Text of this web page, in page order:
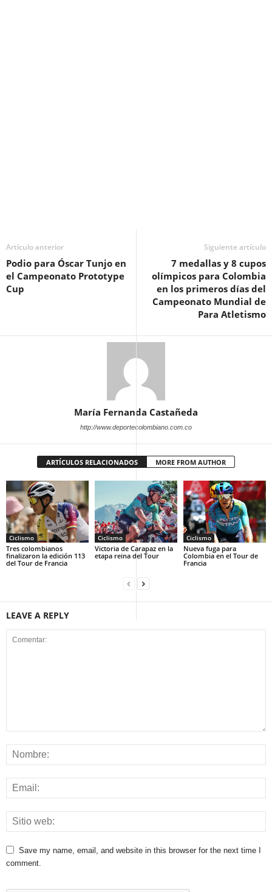
Artículo anterior
Podio para Óscar Tunjo en
el Campeonato Prototype
Cup
Siguiente artículo
7 medallas y 8 cupos
olímpicos para Colombia
en los primeros días del
Campeonato Mundial de
Para Atletismo
María Fernanda Castañeda
http://www.deportecolombiano.com.co
ARTÍCULOS RELACIONADOS MORE FROM AUTHOR
Ciclismo
Tres colombianos
finalizaron la edición 113
del Tour de Francia
Ciclismo
Victoria de Carapaz en la
etapa reina del Tour
Ciclismo
Nueva fuga para
Colombia en el Tour de
Francia
LEAVE A REPLY
Save my name, email, and website in this browser for the next time I
comment.